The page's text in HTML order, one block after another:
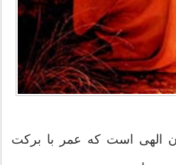
الهى است که عمر با برکت